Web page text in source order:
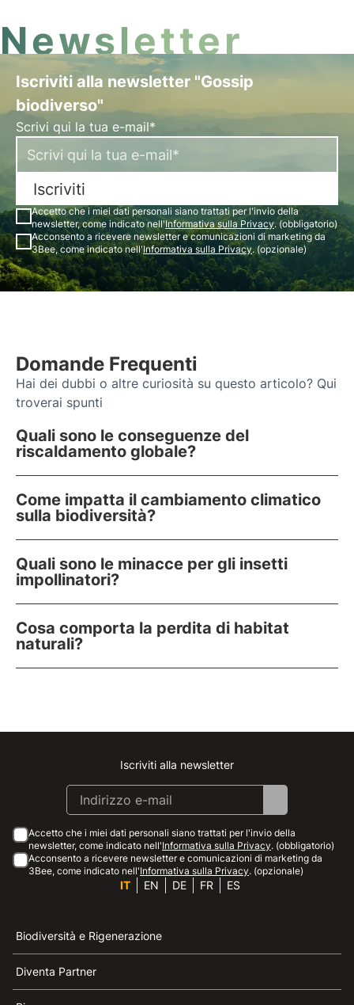
Newsletter
Iscriviti alla newsletter "Gossip
biodiverso"
Scrivi qui la tua e-mail*
Iscriviti
Accetto che i miei dati personali siano trattati per l'invio della
newsletter, come indicato nell'Informativa sulla Privacy. (obbligatorio)
Acconsento a ricevere newsletter e comunicazioni di marketing da
3Bee, come indicato nell'Informativa sulla Privacy. (opzionale)
Domande Frequenti
Hai dei dubbi o altre curiosità su questo articolo? Qui
troverai spunti
Quali sono le conseguenze del
riscaldamento globale?
Come impatta il cambiamento climatico
sulla biodiversità?
Quali sono le minacce per gli insetti
impollinatori?
Cosa comporta la perdita di habitat
naturali?
Instagram
Facebook
Linkedin
Youtube
Iscriviti alla newsletter
Accetto che i miei dati personali siano trattati per l'invio della
newsletter, come indicato nell'Informativa sulla Privacy. (obbligatorio)
Acconsento a ricevere newsletter e comunicazioni di marketing da
3Bee, come indicato nell'Informativa sulla Privacy. (opzionale)
IT EN DE FR ES
Biodiversità e Rigenerazione
Diventa Partner